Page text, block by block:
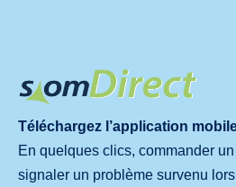
Téléchargez l’application
En quelques clics, commander
signaler un problème survenu